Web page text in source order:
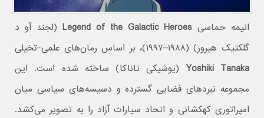
انیمه حماسیLegend of the Galactic Heroes(لجند آو د
گلکتیک هیروز) (۱۹۸۸–۱۹۹۷)، بر اساس رمان‌های علمی-تخیلی
Yoshiki Tanaka (یوشیکی تاناکا) ساخته شده است. این
مجموعه نبردهای فضایی گسترده و دسیسه‌های سیاسی میان
امپراتوری کهکشانی و اتحاد سیارات آزاد را به تصویر می‌کشد.